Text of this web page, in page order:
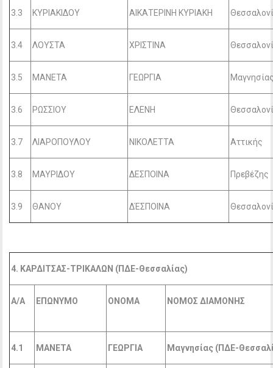
3.3 ΚΥΡΙΑΚΙΔΟΥ ΑΙΚΑΤΕΡΙΝΗ ΚΥΡΙΑΚΗ
3.4 ΛΟΥΣΤΑ ΧΡΙΣΤΙΝΑ
3.5 ΜΑΝΕΤΑ ΓΕΩΡΓΙΑ
3.6 ΡΩΣΣΙΟΥ ΕΛΕΝΗ
3.7 ΛΙΑΡΟΠΟΥΛΟΥ ΝΙΚΟΛΕΤΤΑ Αττικής
3.8 ΜΑΥΡΙΔΟΥ ΔΕΣΠΟΙΝΑ Πρεβέζης
3.9 ΘΑΝΟΥ ΔΈΣΠΟΙΝΑ
4. ΚΑΡΔΙΤΣΑΣ-ΤΡΙΚΑΛΩΝ (ΠΔΕ-Θεσσαλίας)
Α/Α ΕΠΩΝΥΜΟ ΟΝΟΜΑ ΝΟΜΟΣ ΔΙΑΜΟΝΗΣ
4.1 ΜΑΝΕΤΑ ΓΕΩΡΓΙΑ Μαγνησίας (ΠΔΕ-